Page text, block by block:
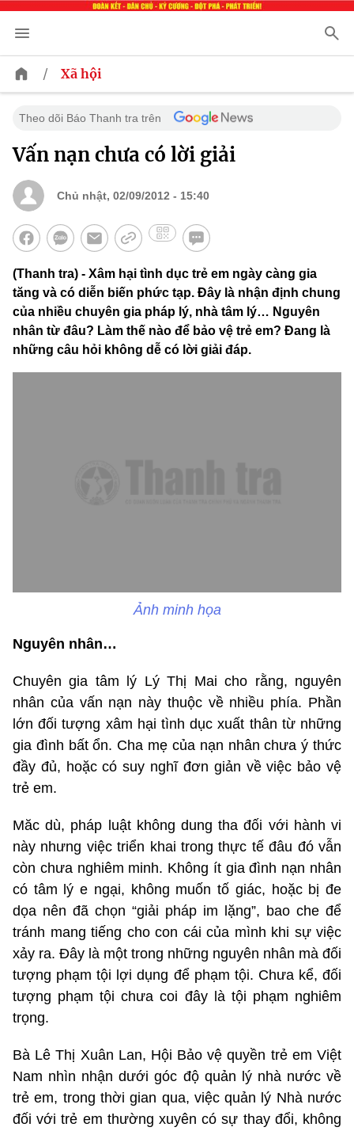
/ Xã hội
Theo dõi Báo Thanh tra trên
Vấn nạn chưa có lời giải
Chủ nhật, 02/09/2012 - 15:40
(Thanh tra) - Xâm hại tình dục trẻ em ngày càng gia
tăng và có diễn biến phức tạp. Đây là nhận định chung
của nhiều chuyên gia pháp lý, nhà tâm lý… Nguyên
nhân từ đâu? Làm thế nào để bảo vệ trẻ em? Đang là
những câu hỏi không dễ có lời giải đáp.
Ảnh minh họa
Nguyên nhân…
Chuyên gia tâm lý Lý Thị Mai cho rằng, nguyên
nhân của vấn nạn này thuộc về nhiều phía. Phần
lớn đối tượng xâm hại tình dục xuất thân từ những
gia đình bất ổn. Cha mẹ của nạn nhân chưa ý thức
đầy đủ, hoặc có suy nghĩ đơn giản về việc bảo vệ
trẻ em.
Măc dù, pháp luật không dung tha đối với hành vi
này nhưng việc triển khai trong thực tế đâu đó vẫn
còn chưa nghiêm minh. Không ít gia đình nạn nhân
có tâm lý e ngại, không muốn tố giác, hoặc bị đe
dọa nên đã chọn “giải pháp im lặng”, bao che để
tránh mang tiếng cho con cái của mình khi sự việc
xảy ra. Đây là một trong những nguyên nhân mà đối
tượng phạm tội lợi dụng để phạm tội. Chưa kể, đối
tượng phạm tội chưa coi đây là tội phạm nghiêm
trọng.
Bà Lê Thị Xuân Lan, Hội Bảo vệ quyền trẻ em Việt
Nam nhìn nhận dưới góc độ quản lý nhà nước về
trẻ em, trong thời gian qua, việc quản lý Nhà nước
đối với trẻ em thường xuyên có sự thay đổi, không